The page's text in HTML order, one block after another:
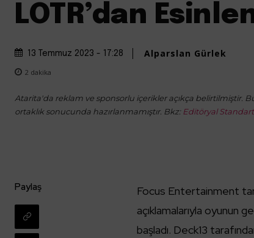
LOTR’dan
13 Temmuz 2023 - 17:28 Alparslan Gürlek
2 dakika
Atarita'da reklam ve sponsorlu içerikler açıkça belirtilmiştir.
ortaklık sonucunda hazırlanmamıştır. Bkz: Editöryal
Paylaş Focus Entertainment
açıklamalarıyla oyunun
başladı. Deck13